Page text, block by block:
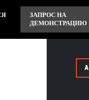
ЗАПРОС НА
ДЕМОНСТРАЦИЮ